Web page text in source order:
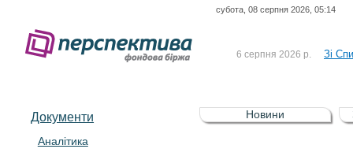
субота, 08 серпня 2026, 05:14
6 серпня 2026 р. Зі
5 серпня 2026 р.
Зі
UA4000232607)
Документи
Аналітика
Новини